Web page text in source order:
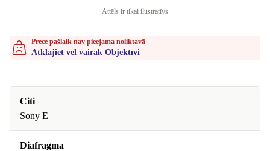
Attēls ir tikai ilustratīvs
Prece pašlaik nav pieejama noliktavā
Atklājiet vēl vairāk Objektīvi
Citi
Sony E
Diafragma